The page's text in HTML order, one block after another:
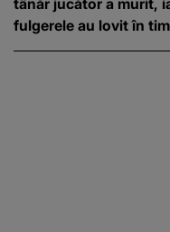
tânăr jucător a murit,
fulgerele au lovit în